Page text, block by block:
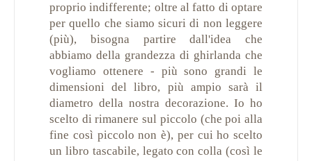
proprio indifferente; oltre al fatto di optare
per quello che siamo sicuri di non leggere
(più), bisogna partire dall'idea che
abbiamo della grandezza di ghirlanda che
vogliamo ottenere - più sono grandi le
dimensioni del libro, più ampio sarà il
diametro della nostra decorazione. Io ho
scelto di rimanere sul piccolo (che poi alla
fine così piccolo non è), per cui ho scelto
un libro tascabile, legato con colla (così le